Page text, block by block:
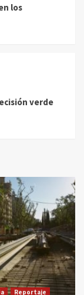
los
verde
Reportaje